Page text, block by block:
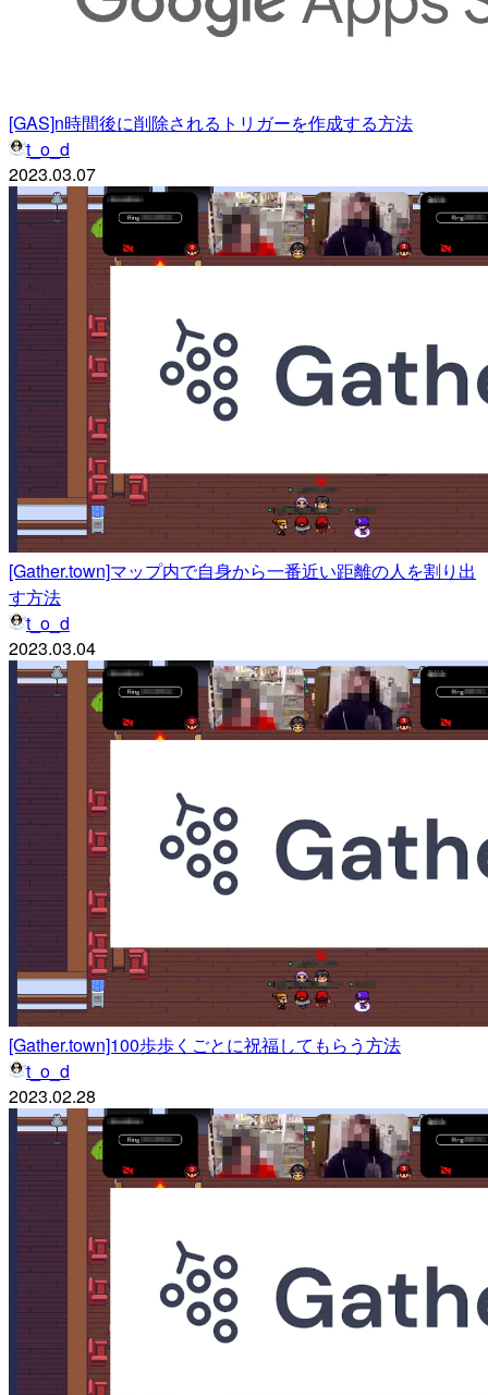
[GAS]n時間後に削除されるトリガーを作成する方法
t_o_d
2023.03.07
[Gather.town]マップ内で自身から一番近い距離の人を割り出
す方法
t_o_d
2023.03.04
[Gather.town]100歩歩くごとに祝福してもらう方法
t_o_d
2023.02.28